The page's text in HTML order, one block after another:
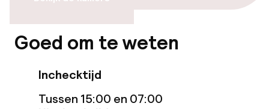
Gratis wifi
Roomservice
Goed om te weten
Inchecktijd
Tussen 15:00 en 07:00